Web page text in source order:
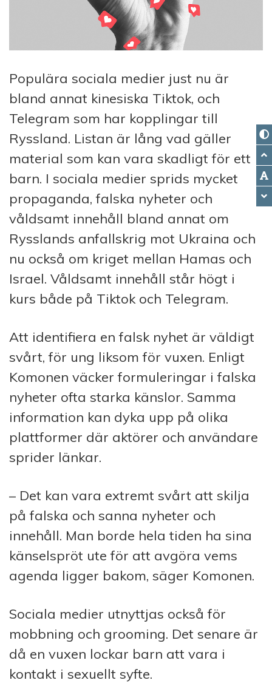
Populära sociala medier just nu är
bland annat kinesiska Tiktok, och
Telegram som har kopplingar till
Ryssland. Listan är lång vad gäller
material som kan vara skadligt för ett
barn. I sociala medier sprids mycket
propaganda, falska nyheter och
våldsamt innehåll bland annat om
Rysslands anfallskrig mot Ukraina och
nu också om kriget mellan Hamas och
Israel. Våldsamt innehåll står högt i
kurs både på Tiktok och Telegram.
Att identifiera en falsk nyhet är väldigt
svårt, för ung liksom för vuxen. Enligt
Komonen väcker formuleringar i falska
nyheter ofta starka känslor. Samma
information kan dyka upp på olika
plattformer där aktörer och användare
sprider länkar.
– Det kan vara extremt svårt att skilja
på falska och sanna nyheter och
innehåll. Man borde hela tiden ha sina
känselspröt ute för att avgöra vems
agenda ligger bakom, säger Komonen.
Sociala medier utnyttjas också för
mobbning och grooming. Det senare är
då en vuxen lockar barn att vara i
kontakt i sexuellt syfte.